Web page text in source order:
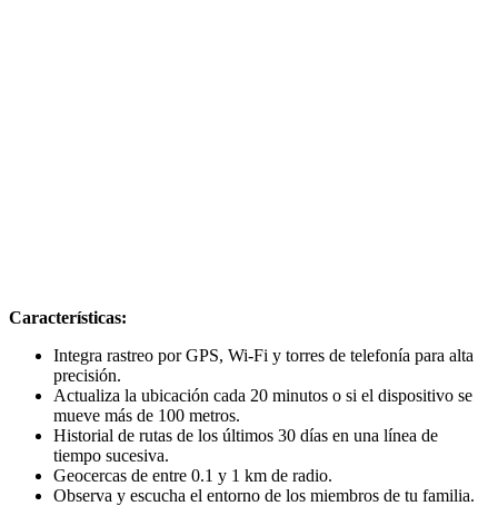
Características:
Integra rastreo por GPS, Wi-Fi y torres de telefonía para alta
precisión.
Actualiza la ubicación cada 20 minutos o si el dispositivo se
mueve más de 100 metros.
Historial de rutas de los últimos 30 días en una línea de
tiempo sucesiva.
Geocercas de entre 0.1 y 1 km de radio.
Observa y escucha el entorno de los miembros de tu familia.